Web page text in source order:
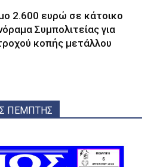
2.600 ευρώ σε κάτοικο
Συμπολιτείας για
κοπής μετάλλου
ΠΕΜΠΤΗΣ